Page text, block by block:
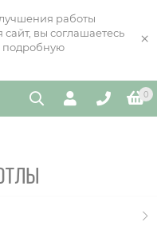
работы
вы соглашаетесь
подробную
×
0